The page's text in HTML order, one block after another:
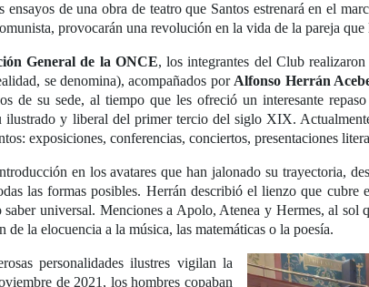
de una obra de teatro que Santos estrenará en el
provocarán una revolución en la vida de la pareja
General de la ONCE, los integrantes del Club
se denomina), acompañados por Alfonso Herrán
de su sede, al tiempo que les ofreció un interesante
y liberal del primer tercio del siglo XIX.
exposiciones, conferencias, conciertos, presentaciones
en los avatares que han jalonado su trayectoria,
las formas posibles. Herrán describió el lienzo que cubre
universal. Menciones a Apolo, Atenea y Hermes, al sol
la elocuencia a la música, las matemáticas o la poesía.
personalidades ilustres vigilan la
de 2021, los hombres copaban